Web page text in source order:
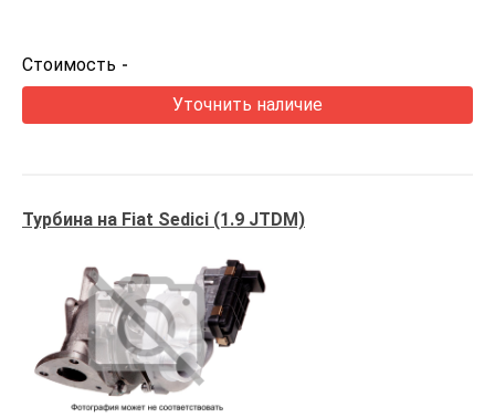
Стоимость -
Уточнить наличие
Турбина на Fiat Sedici (1.9 JTDM)